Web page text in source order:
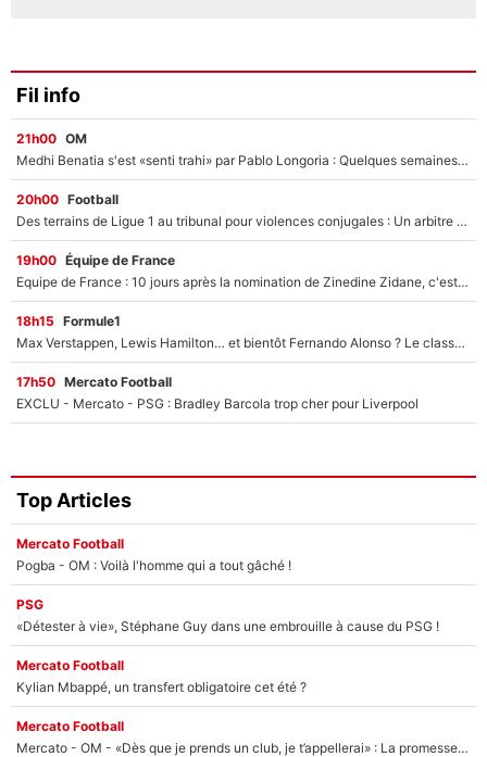
Fil info
21h00 OM
Medhi Benatia s'est «senti trahi» par Pablo Longoria : Quelques semaines après son départ, l'ancien directeur de football de l'OM règle ses comptes
20h00 Football
Des terrains de Ligue 1 au tribunal pour violences conjugales : Un arbitre français encourt une peine de 18 mois de prison !
19h00 Équipe de France
Equipe de France : 10 jours après la nomination de Zinedine Zidane, c'est au tour de son fils de prendre un nouveau départ !
18h15 Formule1
Max Verstappen, Lewis Hamilton… et bientôt Fernando Alonso ? Le classement des pilotes les mieux payés en Formule 1 risque de changer !
17h50 Mercato Football
EXCLU - Mercato - PSG : Bradley Barcola trop cher pour Liverpool
Top Articles
Mercato Football
Pogba - OM : Voilà l'homme qui a tout gâché !
PSG
«Détester à vie», Stéphane Guy dans une embrouille à cause du PSG !
Mercato Football
Kylian Mbappé, un transfert obligatoire cet été ?
Mercato Football
Mercato - OM - «Dès que je prends un club, je t’appellerai» : La promesse de Marcelino au moment de claquer la porte